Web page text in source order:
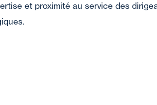
et proximité au service des